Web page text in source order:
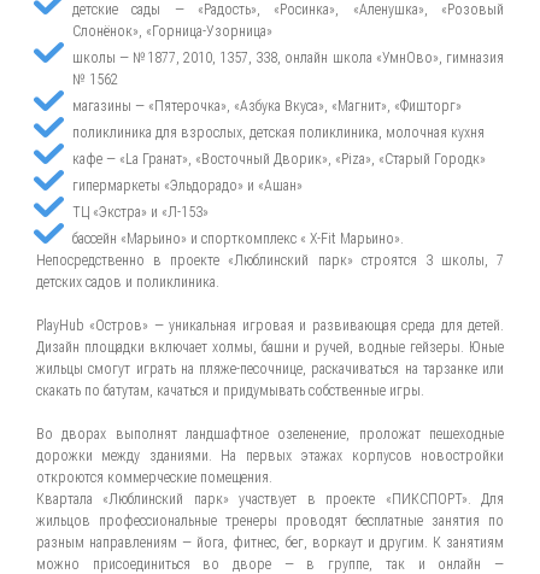
детские сады — «Радость», «Росинка», «Аленушка», «Розовый
Слонёнок», «Горница-Узорница»
школы — №1877, 2010, 1357, 338, онлайн школа «УмнОво», гимназия
№ 1562
магазины — «Пятерочка», «Азбука Вкуса», «Магнит», «Фишторг»
поликлиника для взрослых, детская поликлиника, молочная кухня
кафе — «La Гранат», «Восточный Дворик», «Piza», «Старый Городк»
гипермаркеты «Эльдорадо» и «Ашан»
ТЦ «Экстра» и «Л-153»
бассейн «Марьино» и спорткомплекс « X-Fit Марьино».
Непосредственно в проекте «Люблинский парк» строятся 3 школы, 7
детских садов и поликлиника.
PlayHub «Остров» — уникальная игровая и развивающая среда для детей.
Дизайн площадки включает холмы, башни и ручей, водные гейзеры. Юные
жильцы смогут играть на пляже-песочнице, раскачиваться на тарзанке или
скакать по батутам, качаться и придумывать собственные игры.
Во дворах выполнят ландшафтное озеленение, проложат пешеходные
дорожки между зданиями. На первых этажах корпусов новостройки
откроются коммерческие помещения.
Квартала «Люблинский парк» участвует в проекте «ПИКСПОРТ». Для
жильцов профессиональные тренеры проводят бесплатные занятия по
разным направлениям — йога, фитнес, бег, воркаут и другим. К занятиям
можно присоединиться во дворе — в группе, так и онлайн —